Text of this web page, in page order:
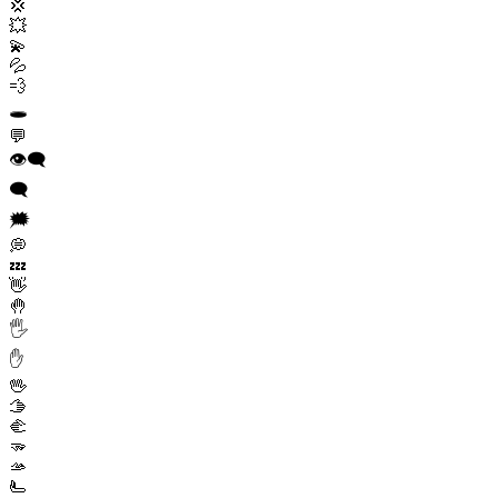
💢
💥
💫
💦
💨
🕳️
💬
👁️‍🗨️
🗨️
🗯️
💭
💤
👋
🤚
🖐️
✋
🖖
🫱
🫲
🫳
🫴
🫷